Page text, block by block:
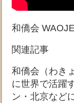
和僑会
関連記事
和僑会（わき
に世界で活躍
ン・北京など